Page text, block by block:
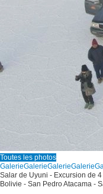
Toutes les photos
GalerieGalerieGalerieGalerie
Salar de Uyuni - Excursion de
Bolivie - San Pedro Atacama -